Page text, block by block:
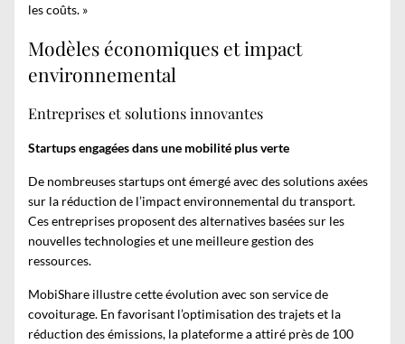
les coûts. »
Modèles économiques et impact
environnemental
Entreprises et solutions innovantes
Startups engagées dans une mobilité plus verte
De nombreuses startups ont émergé avec des solutions axées
sur la réduction de l’impact environnemental du transport.
Ces entreprises proposent des alternatives basées sur les
nouvelles technologies et une meilleure gestion des
ressources.
MobiShare illustre cette évolution avec son service de
covoiturage. En favorisant l’optimisation des trajets et la
réduction des émissions, la plateforme a attiré près de 100